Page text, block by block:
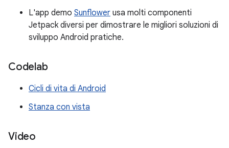
L'app demo Sunflower usa molti componenti
Jetpack diversi per dimostrare le migliori soluzioni di
sviluppo Android pratiche.
Codelab
Cicli di vita di Android
Stanza con vista
Video